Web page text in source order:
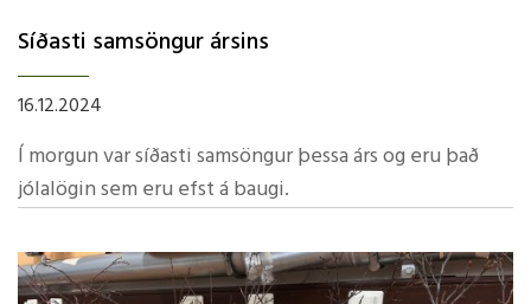
Síðasti samsöngur ársins
16.12.2024
Í morgun var síðasti samsöngur þessa árs og eru það
jólalögin sem eru efst á baugi.